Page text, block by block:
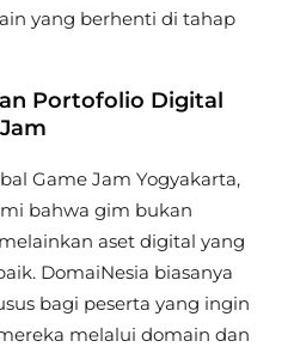
yang berhenti di tahap
Portofolio Digital
Game Jam Yogyakarta,
bahwa gim bukan
aset digital yang
DomaiNesia biasanya
bagi peserta yang ingin
melalui domain dan